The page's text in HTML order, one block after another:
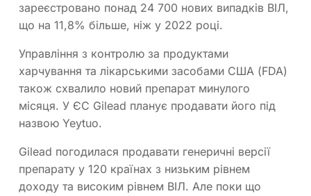
зареєстровано понад 24 700 нових випадків ВІЛ,
що на 11,8% більше, ніж у 2022 році.
Управління з контролю за продуктами
харчування та лікарськими засобами США (FDA)
також схвалило новий препарат минулого
місяця. У ЄС Gilead планує продавати його під
назвою Yeytuo.
Gilead погодилася продавати генеричні версії
препарату у 120 країнах з низьким рівнем
доходу та високим рівнем ВІЛ. Але поки що